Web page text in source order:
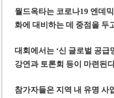
월드옥타는 코로나19 엔데
화에 대비하는 데 중점을 두
대회에서는 ‘신 글로벌 공급
강연과 토론회 등이 마련된
참가자들은 지역 내 유명 사